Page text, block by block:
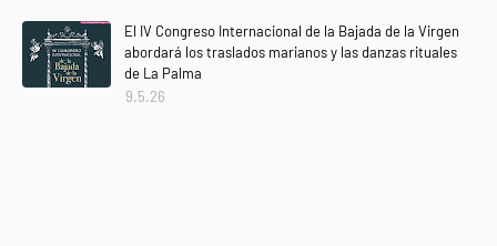
El IV Congreso Internacional de la Bajada de la Virgen
abordará los traslados marianos y las danzas rituales
de La Palma
9.5.26